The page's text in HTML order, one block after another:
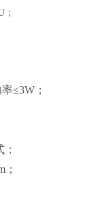
；
≤3W；
；
；